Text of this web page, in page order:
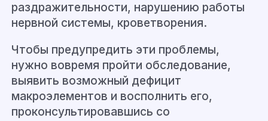
раздражительности, нарушению работы
нервной системы, кроветворения.
Чтобы предупредить эти проблемы,
нужно вовремя пройти обследование,
выявить возможный дефицит
макроэлементов и восполнить его,
проконсультировавшись со